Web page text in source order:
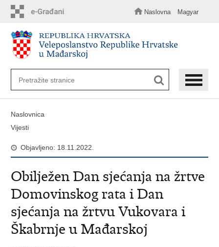
sadržaj
Naslovna Magyar
Naslovnica
Vijesti
Objavljeno: 18.11.2022.
Obilježen Dan sjećanja na žrtve
Domovinskog rata i Dan
sjećanja na žrtvu Vukovara i
Škabrnje u Mađarskoj